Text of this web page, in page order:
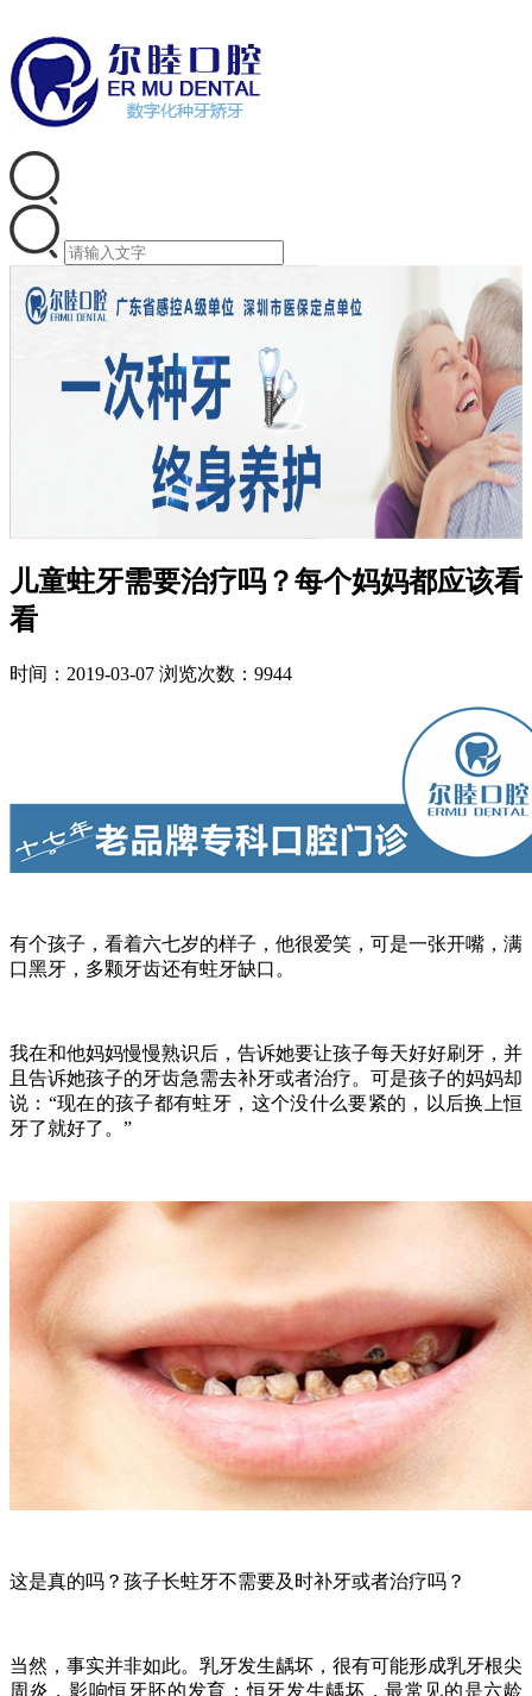
儿童蛀牙需要治疗吗？每个妈妈都应该看
看
时间：2019-03-07 浏览次数：9944
有个孩子，看着六七岁的样子，他很爱笑，可是一张开嘴，满
口黑牙，多颗牙齿还有蛀牙缺口。
我在和他妈妈慢慢熟识后，告诉她要让孩子每天好好刷牙，并
且告诉她孩子的牙齿急需去补牙或者治疗。 可是孩子的妈妈却
说：“现在的孩子都有蛀牙，这个没什么要紧的，以后换上恒
牙了就好了。”
这是真的吗？孩子长蛀牙不需要及时补牙或者治疗吗？
当然，事实并非如此。乳牙发生龋坏，很有可能形成乳牙根尖
周炎，影响恒牙胚的发育；恒牙发生龋坏，最常见的是六龄